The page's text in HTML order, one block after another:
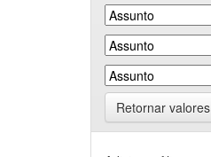
Retornar valores